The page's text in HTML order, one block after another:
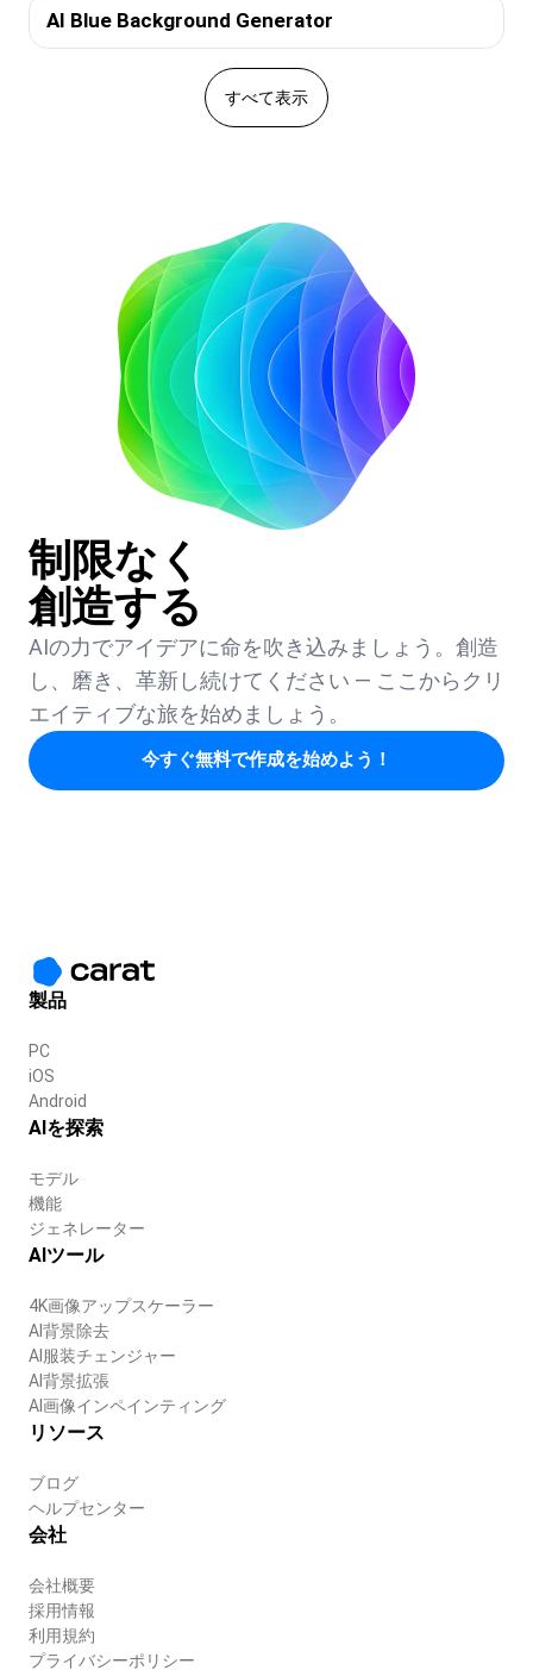
AI Blue Background Generator
すべて表示
制限なく
創造する
AIの力でアイデアに命を吹き込みましょう。創造
し、磨き、革新し続けてください — ここからクリ
エイティブな旅を始めましょう。
今すぐ無料で作成を始めよう！
製品
PC
iOS
Android
AIを探索
モデル
機能
ジェネレーター
AIツール
4K画像アップスケーラー
AI背景除去
AI服装チェンジャー
AI背景拡張
AI画像インペインティング
リソース
ブログ
ヘルプセンター
会社
会社概要
採用情報
利用規約
プライバシーポリシー